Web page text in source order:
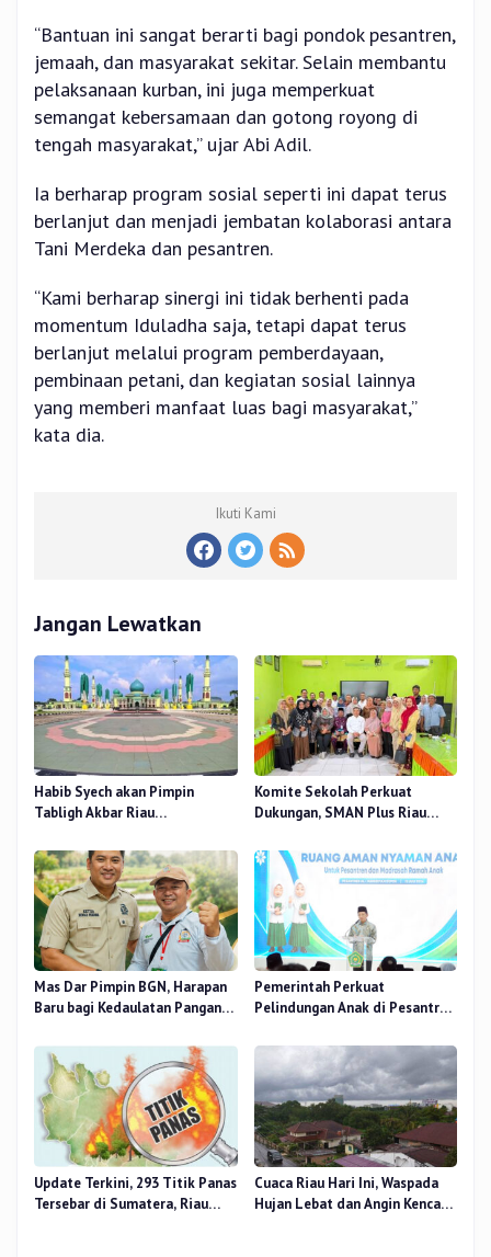
“Bantuan ini sangat berarti bagi pondok pesantren,
jemaah, dan masyarakat sekitar. Selain membantu
pelaksanaan kurban, ini juga memperkuat
semangat kebersamaan dan gotong royong di
tengah masyarakat,” ujar Abi Adil.
Ia berharap program sosial seperti ini dapat terus
berlanjut dan menjadi jembatan kolaborasi antara
Tani Merdeka dan pesantren.
“Kami berharap sinergi ini tidak berhenti pada
momentum Iduladha saja, tetapi dapat terus
berlanjut melalui program pemberdayaan,
pembinaan petani, dan kegiatan sosial lainnya
yang memberi manfaat luas bagi masyarakat,”
kata dia.
Ikuti Kami
Jangan Lewatkan
Habib Syech akan Pimpin
Tabligh Akbar Riau
Nur, Besok
Komite Sekolah Perkuat
Dukungan, SMAN Plus Riau
Pendidikan
Mas Dar Pimpin BGN, Harapan
Baru bagi Kedaulatan Pangan
Pemerintah Perkuat
Pelindungan Anak di Pesantren
RANA
Update Terkini, 293 Titik Panas
Tersebar di Sumatera, Riau
Cuaca Riau Hari Ini, Waspada
Hujan Lebat dan Angin Kencang